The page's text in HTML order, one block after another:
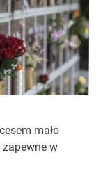
mało
w